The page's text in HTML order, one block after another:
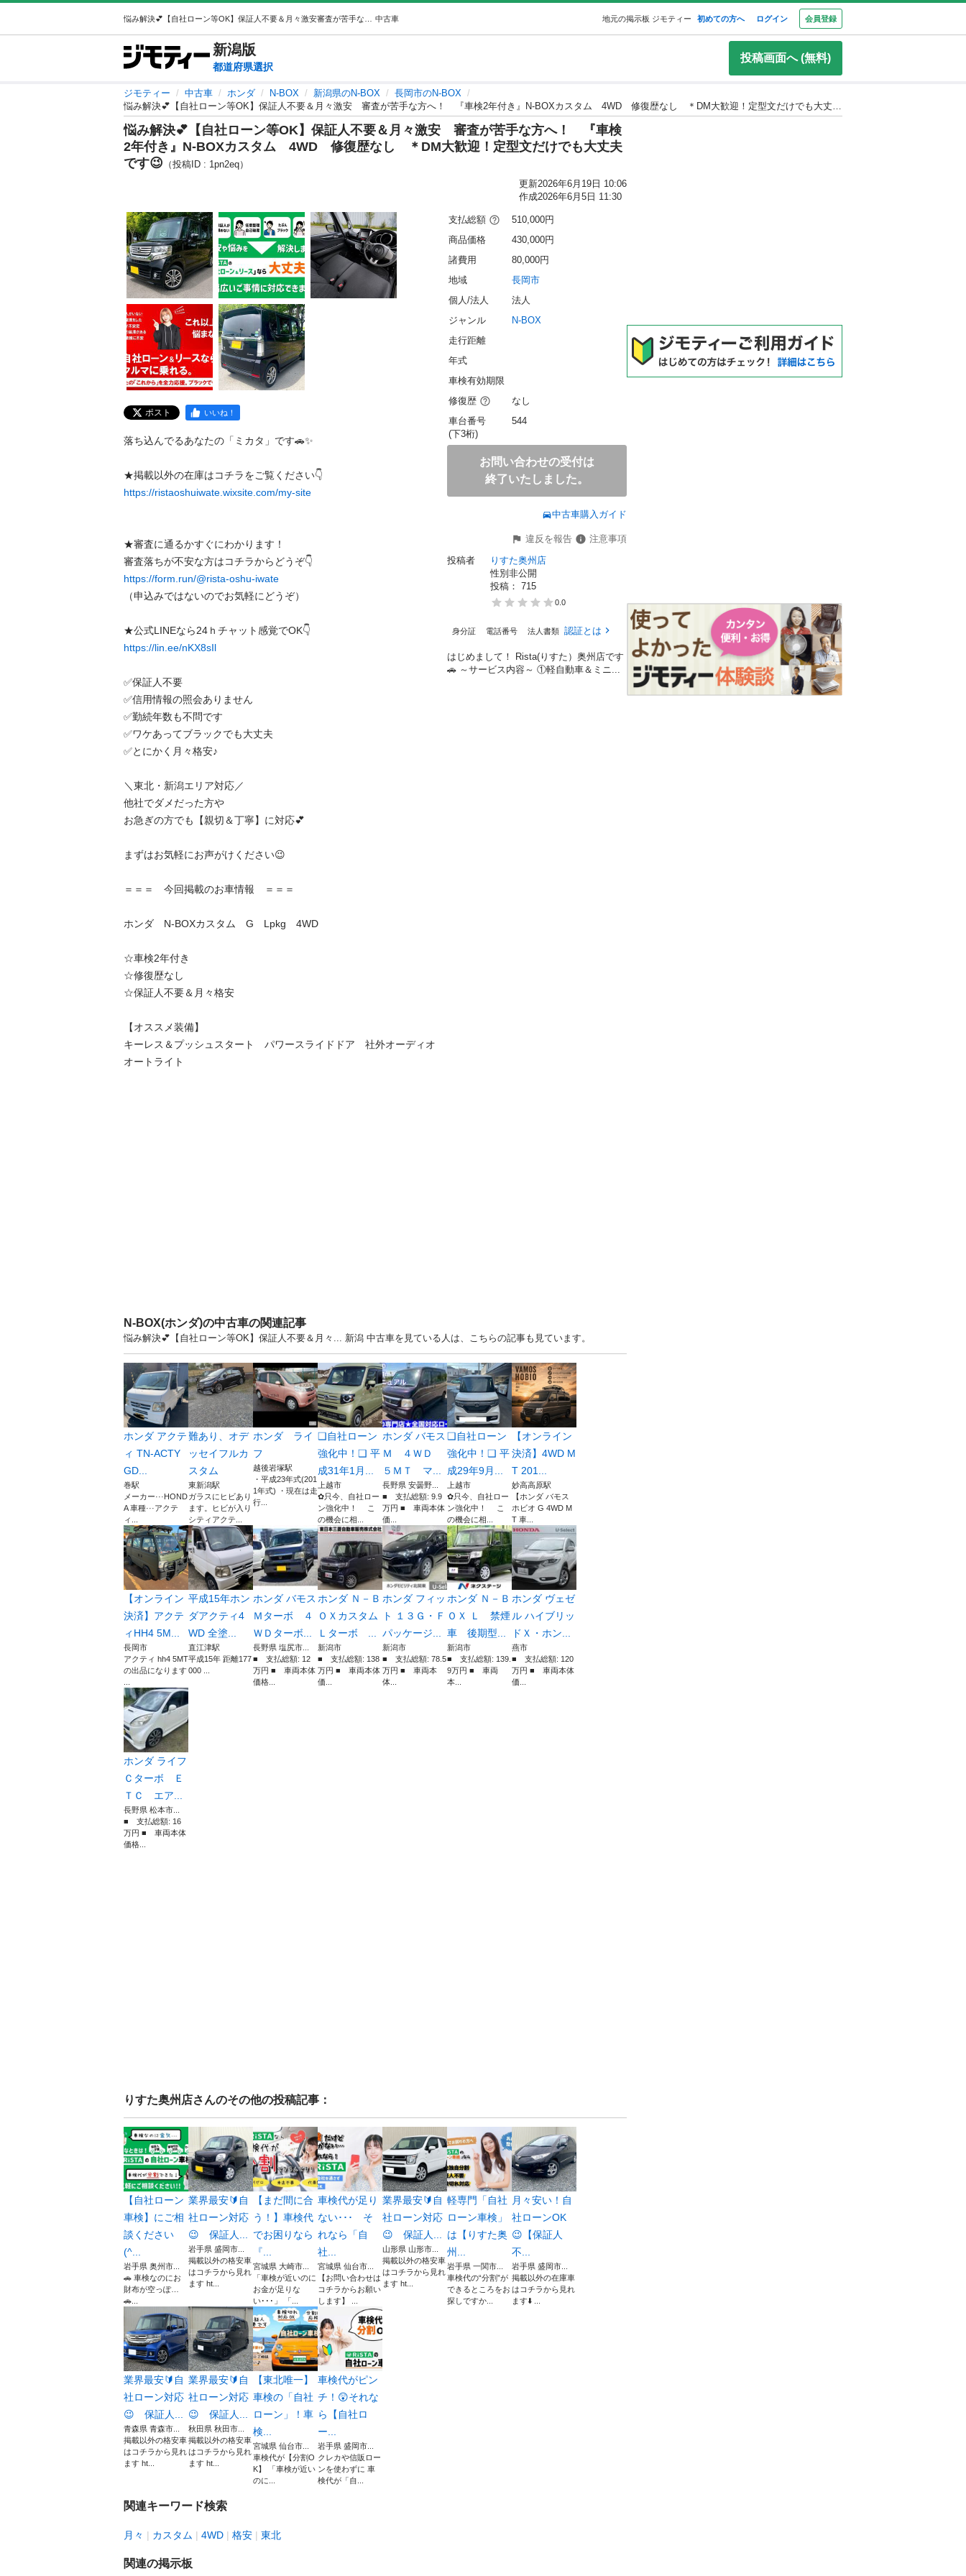
中古車 地元の掲示板 ジモティー 初めての方へ ログイン 会員登録
新潟版
都道府県選択
投稿画面へ (無料)
ジモティー 中古車 ホンダ N-BOX 新潟県のN-BOX
長岡市のN-BOX
悩み解決💕【自社ローン等OK】保証人不要＆月々激安 審査が苦手な方へ！ 『車検2年付き』N-BOXカスタム 4WD 修復歴なし ＊DM大歓迎！定型文だけでも大丈夫です😉
悩み解決💕【自社ローン等OK】保証人不要＆月々激安 審査が苦手な方へ！ 『車検
2年付き』N-BOXカスタム 4WD 修復歴なし ＊DM大歓迎！定型文だけでも大丈夫
です😉 （投稿ID : 1pn2eq）
更新2026年6月19日 10:06
作成2026年6月5日 11:30
ポスト いいね！
落ち込んでるあなたの「ミカタ」です🚗✨
https://ristaoshuiwate.wixsite.com/my-site
★審査に通るかすぐにわかります！
https://form.run/@rista-oshu-iwate
（申込みではないのでお気軽にどうぞ）
https://lin.ee/nKX8sIl
✅保証人不要
✅信用情報の照会ありません
✅勤続年数も不問です
✅ワケあってブラックでも大丈夫
✅とにかく月々格安♪
＼東北・新潟エリア対応／
他社でダメだった方や
お急ぎの方でも【親切＆丁寧】に対応💕
まずはお気軽にお声がけください😉
＝＝＝　今回掲載のお車情報　＝＝＝
ホンダ　N-BOXカスタム　G　Lpkg　4WD
☆車検2年付き
☆修復歴なし
☆保証人不要＆月々格安
【オススメ装備】
キーレス＆プッシュスタート　パワースライドドア　社外オーディオ
オートライト
支払総額
510,000円
商品価格
430,000円
諸費用
80,000円
地域
長岡市
個人/法人
法人
ジャンル
N-BOX
走行距離
年式
車検有効期限
修復歴
なし
車台番号
(下3桁)
544
お問い合わせの受付は
終了いたしました。
中古車購入ガイド
違反を報告
注意事項
投稿者
りすた奥州店
性別非公開
投稿： 715
0.0
身分証 電話番号 法人書類 認証とは
はじめまして！ Rista(りすた）奥州店です
🚗 ～サービス内容～ ①軽自動車＆ミニ...
N-BOX(ホンダ)の中古車の関連記事
悩み解決💕【自社ローン等OK】保証人不要＆月々... 新潟 中古車を見ている人は、こちらの記事も見ています。
ホンダ アクテ
ィ TN-ACTY
GD...
巻駅
メーカー···HOND
A 車種···アクテ
ィ...
難あり、オデ
ッセイフルカ
スタム
東新潟駅
ガラスにヒビあり
ます。ヒビが入り
シティアクテ...
ホンダ ライ
フ
越後岩塚駅
・平成23年式(201
1年式) ・現在は走
行...
❑自社ローン
強化中！❑ 平
成31年1月...
上越市
✿只今、自社ロー
ン強化中！ こ
の機会に相...
ホンダ バモス
Ｍ ４ＷＤ
５ＭＴ マ...
長野県 安曇野...
■ 支払総額: 9.9
万円 ■ 車両本体
価...
❑自社ローン
強化中！❑ 平
成29年9月...
上越市
✿只今、自社ロー
ン強化中！ こ
の機会に相...
【オンライン
決済】4WD M
T 201...
妙高高原駅
【ホンダ バモス
ホビオ G 4WD M
T 車...
【オンライン
決済】アクテ
ィHH4 5M...
長岡市
アクティ hh4 5MT
の出品になります
平成15年ホン
ダアクティ4
WD 全塗...
直江津駅
平成15年 距離177
000 ...
ホンダ バモス
Ｍターボ ４
ＷＤターボ...
長野県 塩尻市...
■ 支払総額: 12
万円 ■ 車両本体
価格...
ホンダ Ｎ－Ｂ
ＯＸカスタム
Ｌターボ ...
新潟市
■ 支払総額: 138
万円 ■ 車両本体
価...
ホンダ フィッ
ト １３Ｇ・Ｆ
パッケージ...
新潟市
■ 支払総額: 78.5
万円 ■ 車両本
体...
ホンダ Ｎ－Ｂ
ＯＸ Ｌ 禁煙
車 後期型...
新潟市
■ 支払総額: 139.
9万円 ■ 車両
本...
ホンダ ヴェゼ
ル ハイブリッ
ドＸ・ホン...
燕市
■ 支払総額: 120
万円 ■ 車両本体
価...
ホンダ ライフ
Ｃターボ Ｅ
ＴＣ エア...
長野県 松本市...
■ 支払総額: 16
万円 ■ 車両本体
価格...
りすた奥州店さんのその他の投稿記事：
【自社ローン
車検】にご相
談ください
(^...
岩手県 奥州市...
🚗 車検なのにお
財布が空っぽ…
🚗...
業界最安🔰自
社ローン対応
😉 保証人...
岩手県 盛岡市...
掲載以外の格安車
はコチラから見れ
ます ht...
【まだ間に合
う！】車検代
でお困りなら
『...
宮城県 大崎市...
「車検が近いのに
お金が足りな
い･･･」 「...
車検代が足り
ない･･･ そ
れなら「自
社...
宮城県 仙台市...
【お問い合わせは
コチラからお願い
します】 ...
業界最安🔰自
社ローン対応
😉 保証人...
山形県 山形市...
掲載以外の格安車
はコチラから見れ
ます ht...
軽専門「自社
ローン車検」
は【りすた奥
州...
岩手県 一関市...
車検代の“分割”が
できるところをお
探しですか...
月々安い！自
社ローンOK
😉【保証人
不...
岩手県 盛岡市...
掲載以外の在庫車
はコチラから見れ
ます⬇️ ...
業界最安🔰自
社ローン対応
😉 保証人...
青森県 青森市...
掲載以外の格安車
はコチラから見れ
ます ht...
業界最安🔰自
社ローン対応
😉 保証人...
秋田県 秋田市...
掲載以外の格安車
はコチラから見れ
ます ht...
【東北唯一】
車検の「自社
ローン」！車
検...
宮城県 仙台市...
車検代が【分割O
K】 「車検が近い
のに...
車検代がピン
チ！😲それな
ら【自社ロ
ー...
岩手県 盛岡市...
クレカや信販ロー
ンを使わずに 車
検代が「自...
関連キーワード検索
月々 カスタム 4WD 格安 東北
関連の掲示板